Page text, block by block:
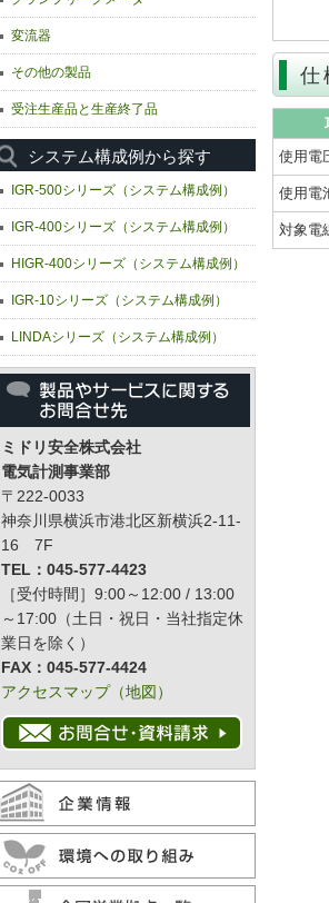
変流器
その他の製品
受注生産品と生産終了品
システム構成例から探す
IGR-500シリーズ（システム構成例）
IGR-400シリーズ（システム構成例）
HIGR-400シリーズ（システム構成例）
IGR-10シリーズ（システム構成例）
LINDAシリーズ（システム構成例）
ミドリ安全株式会社
電気計測事業部
〒222-0033
神奈川県横浜市港北区新横浜2-11-
16 7F
TEL：045-577-4423
［受付時間］9:00～12:00 / 13:00
～17:00（土日・祝日・当社指定休
業日を除く）
FAX：045-577-4424
アクセスマップ（地図）
仕
使用電
使用電
対象電